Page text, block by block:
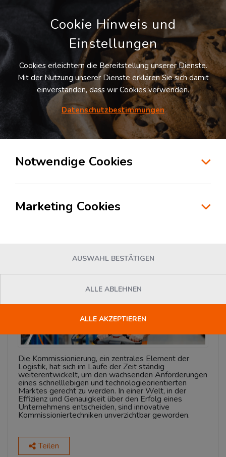
Suche
der Logistik: Pick-by-Voice (Teil 1)
Die Kommissionierung, ein zentrales Element der
Logistik, hat sich im Laufe der Zeit ständig
weiterentwickelt, um den wachsenden Anforderungen
eines schnelllebigen und technologieorientierten
Marktes gerecht zu werden. In einer Welt, in der
Effizienz und Genauigkeit über den Erfolg eines
Unternehmens entscheiden, sind innovative
Kommissioniertechniken unverzichtbar geworden.
Teilen
Cookie Hinweis und
Einstellungen
Cookies erleichtern die Bereitstellung unserer Dienste.
Mit der Nutzung unserer Dienste erklären Sie sich damit
einverstanden, dass wir Cookies verwenden.
Datenschutzbestimmungen
Notwendige Cookies
Marketing Cookies
AUSWAHL BESTÄTIGEN
ALLE ABLEHNEN
ALLE AKZEPTIEREN